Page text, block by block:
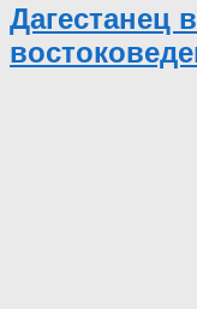
Дагестанец